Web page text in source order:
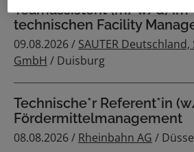
Teamassistent (m/w/d) im
technischen Facility
09.08.2026 / SAUTER Deutschland,
GmbH / Duisburg
Technische*r Referent*in
Fördermittelmanagement
08.08.2026 / Rheinbahn AG /